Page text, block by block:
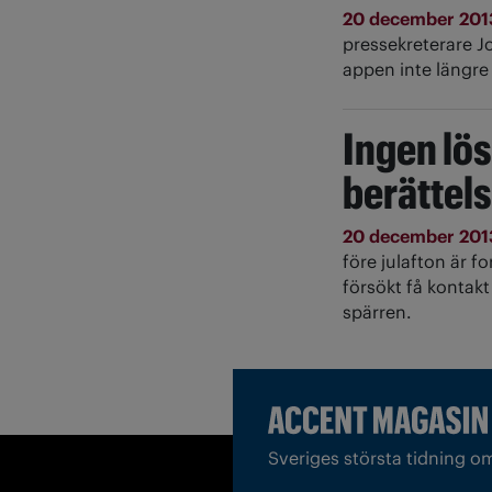
20 december
pressekreterare
appen inte längre
Ingen
20 december
före julafton är
försökt få
spärren.
Sveriges största tidning